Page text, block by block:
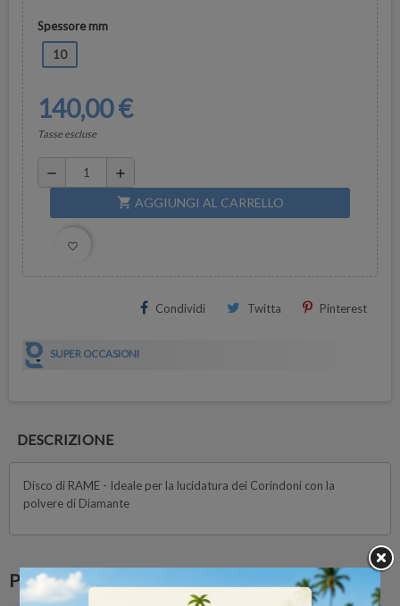
Spessore mm
10
140,00 €
Tasse escluse
remove add
shopping_cart AGGIUNGI AL CARRELLO
favorite_border
Condividi Twitta Pinterest
SUPER OCCASIONI
DESCRIZIONE
Disco di RAME - Ideale per la lucidatura dei Corindoni con la
polvere di Diamante
Potrebbe anche piacerti